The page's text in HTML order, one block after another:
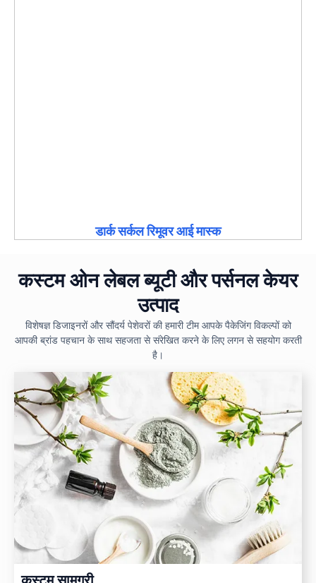
डार्क सर्कल रिमूवर आई मास्क
कस्टम ओन लेबल ब्यूटी और पर्सनल केयर
उत्पाद
विशेषज्ञ डिजाइनरों और सौंदर्य पेशेवरों की हमारी टीम आपके पैकेजिंग विकल्पों को
आपकी ब्रांड पहचान के साथ सहजता से संरेखित करने के लिए लगन से सहयोग करती
है।